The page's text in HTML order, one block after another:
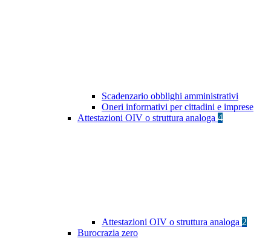
Scadenzario obblighi amministrativi
Oneri informativi per cittadini e imprese
Attestazioni OIV o struttura analoga 4
Attestazioni OIV o struttura analoga 2
Burocrazia zero